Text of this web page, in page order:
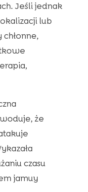
Jeśli jednak
lub
chłonne,
że
czasu
jamuy